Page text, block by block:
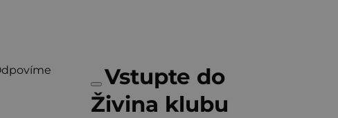
Vstupte do
Živina klubu